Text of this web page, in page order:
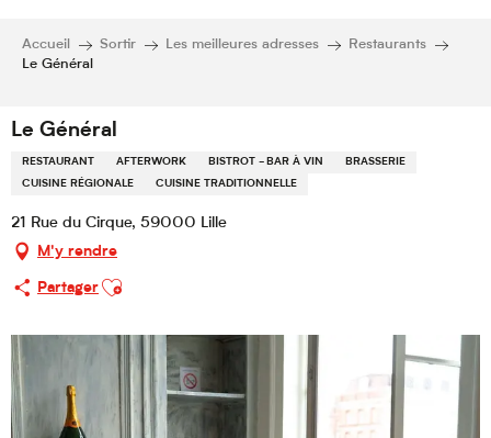
Accueil Sortir Les meilleures adresses
Restaurants
Le Général
Le Général
RESTAURANT AFTERWORK BISTROT - BAR À VIN
BRASSERIE
CUISINE RÉGIONALE
CUISINE TRADITIONNELLE
21 Rue du Cirque, 59000 Lille
M'y rendre
Partager
Ajouter aux favoris